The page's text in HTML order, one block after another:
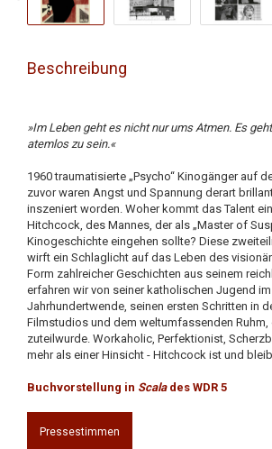
Beschreibung
»Im Leben geht es nicht nur ums Atmen. Es
atemlos zu sein.«
1960 traumatisierte „Psycho“ Kinogänger auf
zuvor waren Angst und Spannung derart
inszeniert worden. Woher kommt das Talent
Hitchcock, des Mannes, der als „Master of
Kinogeschichte eingehen sollte? Diese
wirft ein Schlaglicht auf das Leben des
Form zahlreicher Geschichten aus seinem
erfahren wir von seiner katholischen Jugend
Jahrhundertwende, seinen ersten Schritten in
Filmstudios und dem weltumfassenden Ruhm,
zuteilwurde. Workaholic, Perfektionist,
mehr als einer Hinsicht - Hitchcock ist und
Buchvorstellung in Scalades WDR 5
Pressestimmen